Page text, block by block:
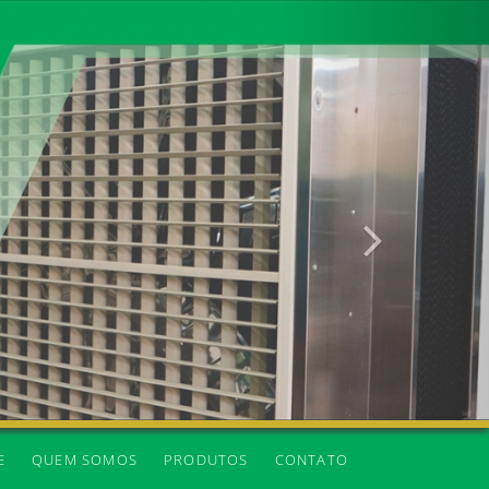
QUEM SOMOS PRODUTOS CONTATO